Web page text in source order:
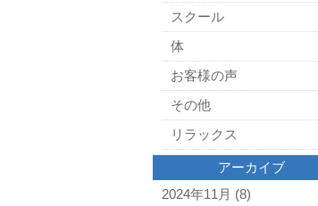
スクール
体
お客様の声
その他
リラックス
アーカイブ
2024年11月 (8)